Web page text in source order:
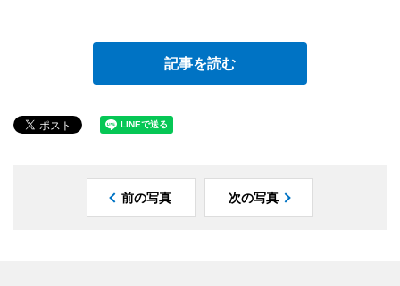
記事を読む
前の写真 次の写真